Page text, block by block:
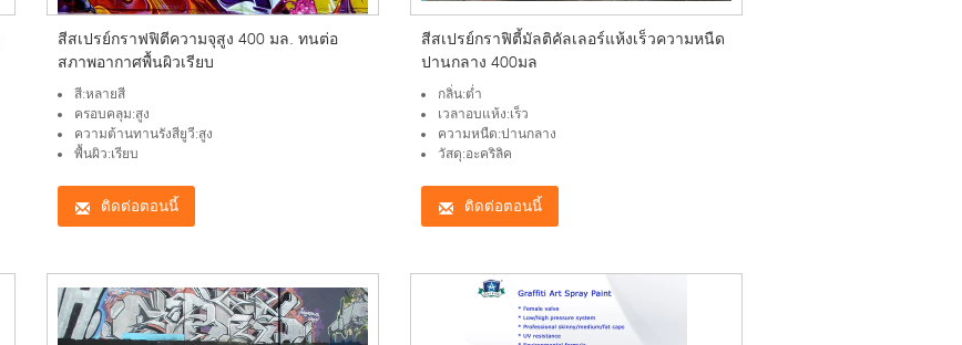
สีสเปรย์กราฟฟิตีความจุสูง 400 มล. ทนต่อ
สภาพอากาศพื้นผิวเรียบ
สี:หลายสี
ครอบคลุม:สูง
ความต้านทานรังสียูวี:สูง
พื้นผิว:เรียบ
ติดต่อตอนนี้
สีสเปรย์กราฟิตี้มัลติคัลเลอร์แห้งเร็วความหนืด
ปานกลาง 400มล
กลิ่น:ต่ำ
เวลาอบแห้ง:เร็ว
ความหนืด:ปานกลาง
วัสดุ:อะคริลิค
ติดต่อตอนนี้